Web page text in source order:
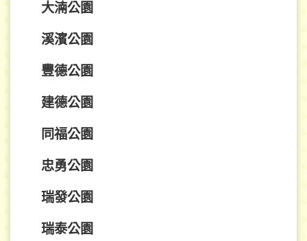
大湳公園
溪濱公園
豐德公園
建德公園
同福公園
忠勇公園
瑞發公園
瑞泰公園